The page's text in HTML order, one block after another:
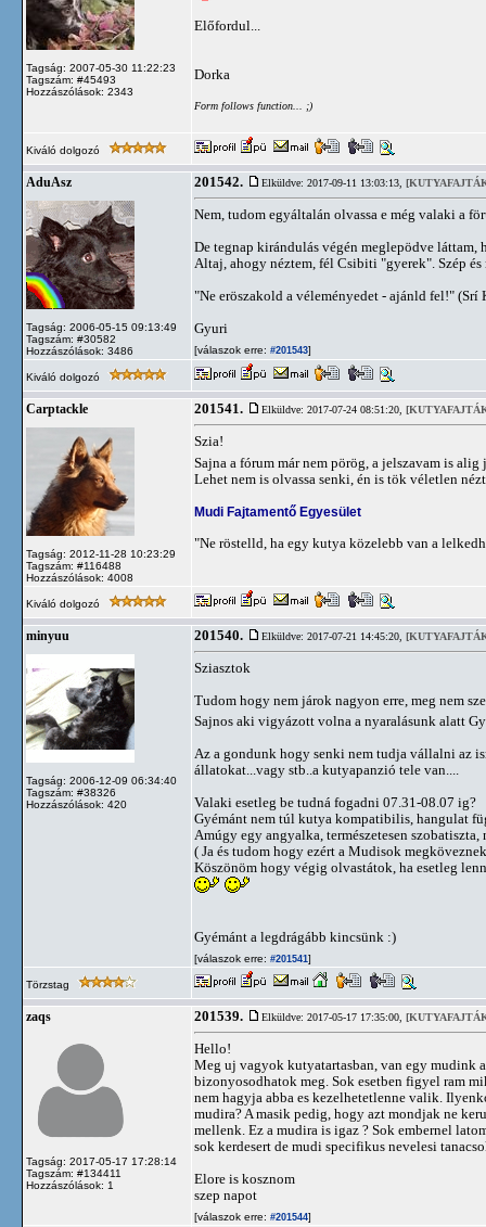
Tagság: 2007-05-30 11:22:23
Tagszám: #45493
Hozzászólások: 2343
Előfordul...
Dorka
Form follows function... ;)
Kiváló dolgozó
AduAsz
Tagság: 2006-05-15 09:13:49
Tagszám: #30582
Hozzászólások: 3486
201542. Elküldve: 2017-09-11 13:03:13,
Nem, tudom egyáltalán olvassa e még valaki a
De tegnap kirándulás végén meglepödve
Altaj, ahogy néztem, fél Csibiti "gyerek". Szép
"Ne eröszakold a véleményedet - ajánld fel!" (Srí
Gyuri
[válaszok erre: #201543]
Kiváló dolgozó
Carptackle
Tagság: 2012-11-28 10:23:29
Tagszám: #116488
Hozzászólások: 4008
201541. Elküldve: 2017-07-24 08:51:20,
Szia!
Sajna a fórum már nem pörög, a jelszavam is
Lehet nem is olvassa senki, én is tök véletlen
Mudi Fajtamentő Egyesület
"Ne röstelld, ha egy kutya közelebb van a
Kiváló dolgozó
minyuu
Tagság: 2006-12-09 06:34:40
Tagszám: #38326
Hozzászólások: 420
201540. Elküldve: 2017-07-21 14:45:20,
Sziasztok
Tudom hogy nem járok nagyon erre, meg nem
Sajnos aki vigyázott volna a nyaralásunk alatt
Az a gondunk hogy senki nem tudja vállalni az
állatokat...vagy stb..a kutyapanzió tele van....
Valaki esetleg be tudná fogadni 07.31-08.07 ig?
Gyémánt nem túl kutya kompatibilis, hangulat
Amúgy egy angyalka, természetesen
( Ja és tudom hogy ezért a Mudisok
Köszönöm hogy végig olvastátok, ha esetleg
Gyémánt a legdrágább kincsünk :)
[válaszok erre: #201541]
Törzstag
zaqs
Tagság: 2017-05-17 17:28:14
Tagszám: #134411
Hozzászólások: 1
201539. Elküldve: 2017-05-17 17:35:00,
Hello!
Meg uj vagyok kutyatartasban, van egy mudink
bizonyosodhatok meg. Sok esetben figyel ram
nem hagyja abba es kezelhetetlenne valik.
mudira? A masik pedig, hogy azt mondjak ne
mellenk. Ez a mudira is igaz ? Sok embernel
sok kerdesert de mudi specifikus nevelesi
Elore is kosznom
szep napot
[válaszok erre: #201544]